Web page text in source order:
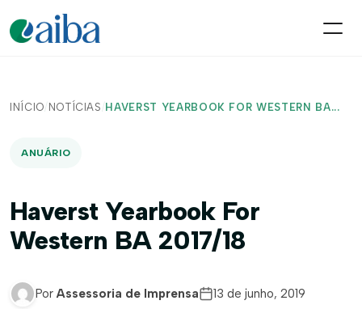
INÍCIO/ NOTÍCIAS / HAVERST YEARBOOK FOR WESTERN BA...
ANUÁRIO
Haverst Yearbook For
Western BA 2017/18
Por Assessoria de Imprensa
13 de junho, 2019